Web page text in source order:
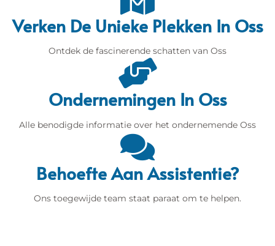
Verken De Unieke Plekken In Oss
Ontdek de fascinerende schatten van Oss
Ondernemingen In Oss
Alle benodigde informatie over het ondernemende Oss
Behoefte Aan Assistentie?
Ons toegewijde team staat paraat om te helpen.